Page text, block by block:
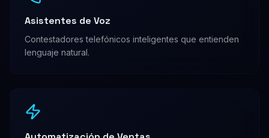
Asistentes de Voz
Contestadores telefónicos inteligentes que entienden
lenguaje natural.